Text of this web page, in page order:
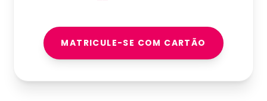
MATRICULE-SE COM CARTÃO